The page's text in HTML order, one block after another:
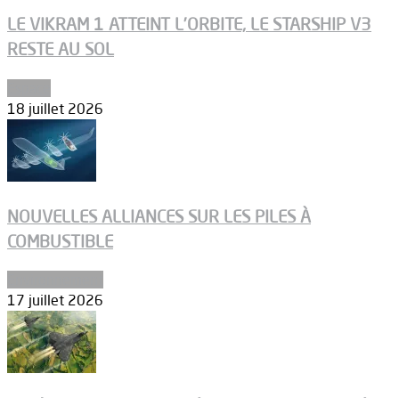
LE VIKRAM 1 ATTEINT L’ORBITE, LE STARSHIP V3
RESTE AU SOL
18 juillet 2026
NOUVELLES ALLIANCES SUR LES PILES À
COMBUSTIBLE
17 juillet 2026